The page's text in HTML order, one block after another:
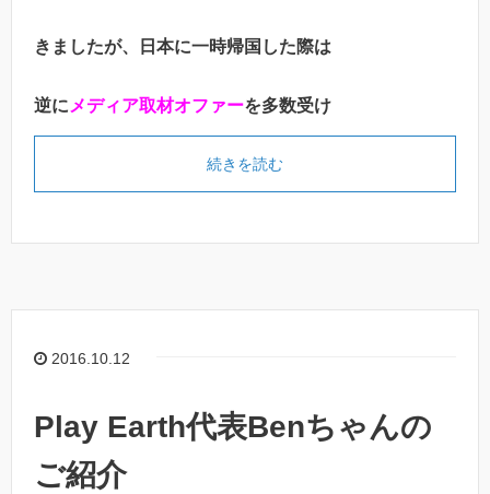
きましたが、日本に一時帰国した際は
逆に メディア取材オファーを多数受け
続きを読む
2016.10.12
Play Earth代表Benちゃんの
ご紹介